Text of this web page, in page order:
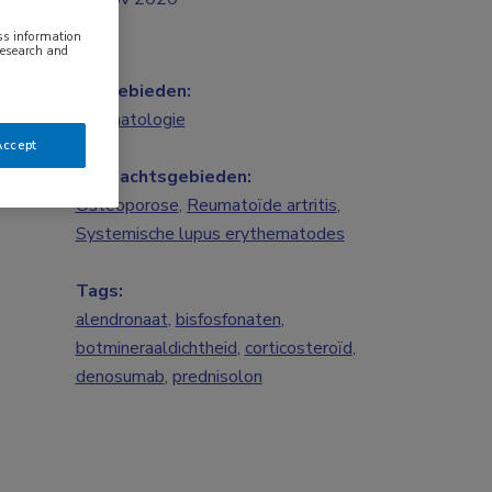
Vakgebieden:
Reumatologie
Aandachtsgebieden:
Osteoporose, Reumatoïde artritis,
Systemische lupus erythematodes
Tags:
alendronaat, bisfosfonaten,
botmineraaldichtheid, corticosteroïd,
denosumab, prednisolon
information
and